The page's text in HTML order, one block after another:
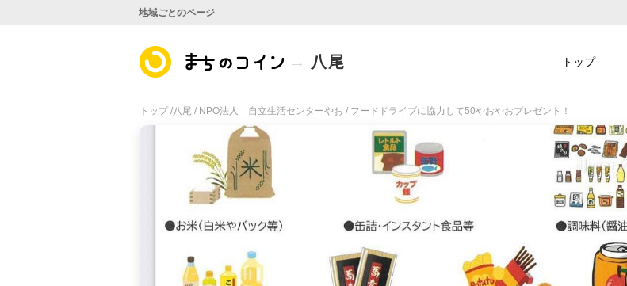
トップ /八尾 / NPO法人 自立生活センターやお / フードドライブに協力して50やおやおプレゼント！
地域ごとのページ
トップ
八尾